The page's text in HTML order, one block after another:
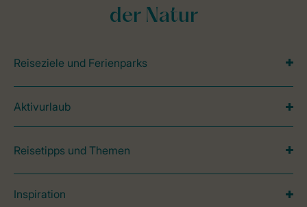
der Natur
Reiseziele und Ferienparks
Aktivurlaub
Reisetipps und Themen
Inspiration